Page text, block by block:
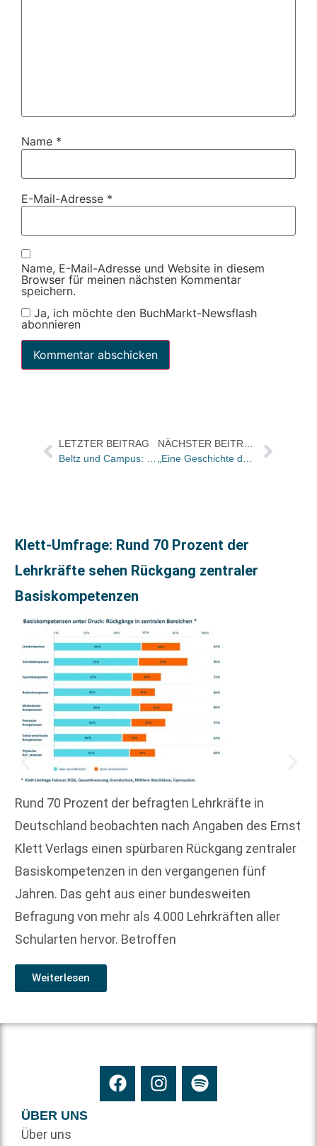
Name *
E-Mail-Adresse *
Name, E-Mail-Adresse und Website in diesem
Browser für meinen nächsten Kommentar
speichern.
Ja, ich möchte den BuchMarkt-Newsflash
abonnieren
LETZTER BEITRAG
Beltz und Campus: Michaela Wied übernimmt die Leitung Digital Business
NÄCHSTER BEITRAG
„Eine Geschichte des Zuhörens“
Klett-Umfrage: Rund 70 Prozent der
Lehrkräfte sehen Rückgang zentraler
Basiskompetenzen
Rund 70 Prozent der befragten Lehrkräfte in
Deutschland beobachten nach Angaben des Ernst
Klett Verlags einen spürbaren Rückgang zentraler
Basiskompetenzen in den vergangenen fünf
Jahren. Das geht aus einer bundesweiten
Befragung von mehr als 4.000 Lehrkräften aller
Schularten hervor. Betroffen
Weiterlesen
ÜBER UNS
Über uns